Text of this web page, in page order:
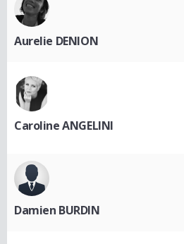
Aurelie DENION
Caroline ANGELINI
Damien BURDIN